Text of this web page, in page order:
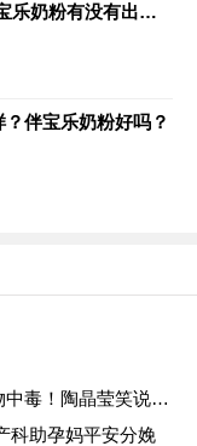
伴宝乐奶粉出过问题吗？伴宝乐奶粉有没有出过问题
伴宝乐奶粉好吗？
李李仁给老婆的爱心竹姜，竟导致食物中毒！陶晶莹笑说小心枕边人
科助孕妈平安分娩